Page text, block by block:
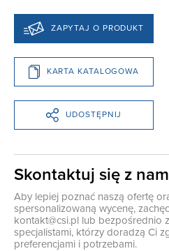
ZAPYTAJ O PRODUKT
KARTA KATALOGOWA
UDOSTĘPNIJ
Skontaktuj się z
Aby lepiej poznać naszą ofertę
spersonalizowaną wycenę,
kontakt@csi.pl lub bezpośrednio
specjalistami, którzy doradzą Ci
preferencjami i potrzebami.